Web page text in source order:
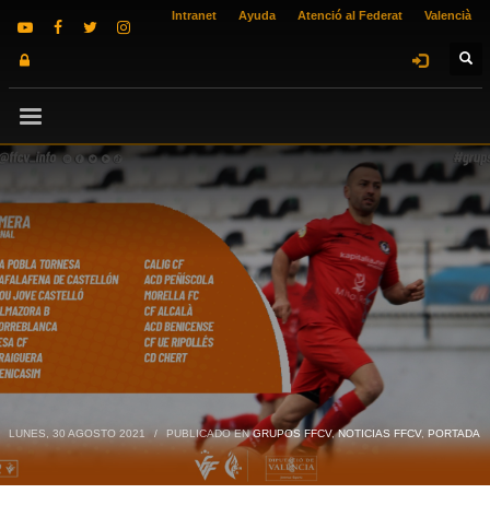
Intranet Ayuda Atenció al Federat Valencià
LUNES, 30 AGOSTO 2021 / PUBLICADO ENGRUPOS FFCV,NOTICIAS FFCV, PORTADA